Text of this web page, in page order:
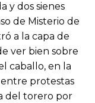
y dos sienes
de Misterio de
a la capa de
ver bien sobre
caballo, en la
entre protestas
del torero por